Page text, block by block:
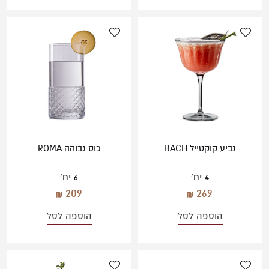
גביע קוקטייל BACH
4 יח'
269
הוספה לסל
כוס גבוהה ROMA
6 יח'
209
הוספה לסל